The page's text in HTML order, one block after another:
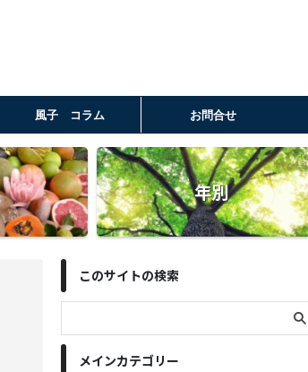
風子 コラム お問合せ
年別
このサイトの検索
メインカテゴリー